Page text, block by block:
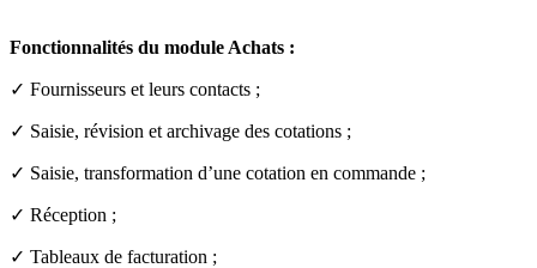
Fonctionnalités du module Achats :
✓ Fournisseurs et leurs contacts ;
✓ Saisie, révision et archivage des cotations ;
✓ Saisie, transformation d’une cotation en commande ;
✓ Réception ;
✓ Tableaux de facturation ;